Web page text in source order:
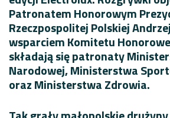
Patronatem Honorowym
Rzeczpospolitej Polskiej
wsparciem Komitetu
składają się patronaty
Narodowej, Ministerstwa
oraz Ministerstwa Zdrowia.